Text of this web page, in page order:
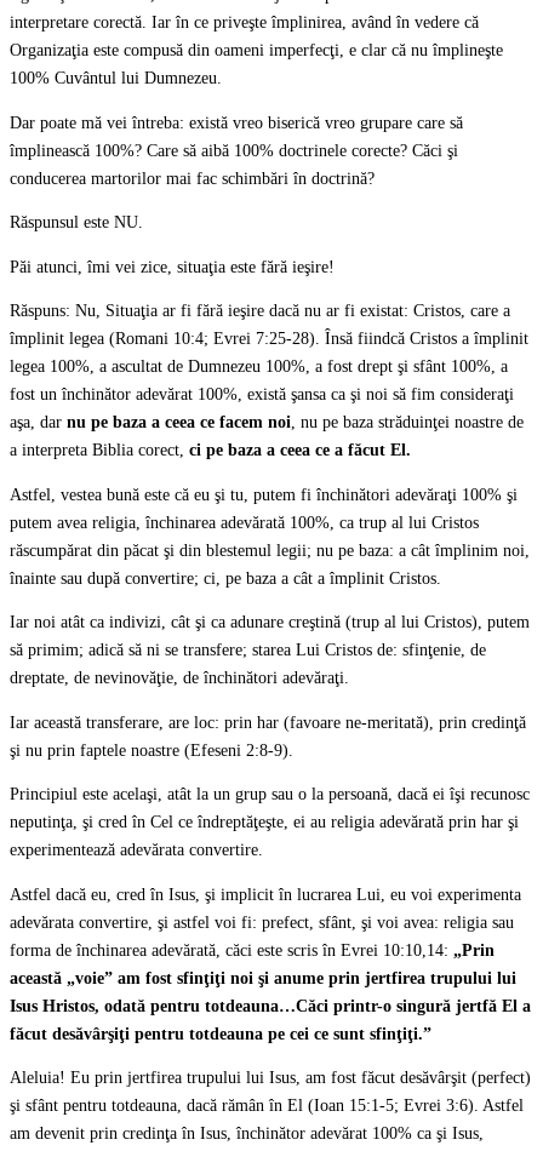
interpretare corectă. Iar în ce priveşte împlinirea, având în vedere că
Organizaţia este compusă din oameni imperfecţi, e clar că nu împlineşte
100% Cuvântul lui Dumnezeu.
Dar poate mă vei întreba: există vreo biserică vreo grupare care să
împlinească 100%? Care să aibă 100% doctrinele corecte? Căci şi
conducerea martorilor mai fac schimbări în doctrină?
Răspunsul este NU.
Păi atunci, îmi vei zice, situaţia este fără ieşire!
Răspuns: Nu, Situaţia ar fi fără ieşire dacă nu ar fi existat: Cristos, care a
împlinit legea (Romani 10:4; Evrei 7:25-28). Însă fiindcă Cristos a împlinit
legea 100%, a ascultat de Dumnezeu 100%, a fost drept şi sfânt 100%, a
fost un închinător adevărat 100%, există şansa ca şi noi să fim consideraţi
aşa, dar nu pe baza a ceea ce facem noi, nu pe baza străduinţei noastre de
a interpreta Biblia corect, ci pe baza a ceea ce a făcut El.
Astfel, vestea bună este că eu şi tu, putem fi închinători adevăraţi 100% şi
putem avea religia, închinarea adevărată 100%, ca trup al lui Cristos
răscumpărat din păcat şi din blestemul legii; nu pe baza: a cât împlinim noi,
înainte sau după convertire; ci, pe baza a cât a împlinit Cristos.
Iar noi atât ca indivizi, cât şi ca adunare creştină (trup al lui Cristos), putem
să primim; adică să ni se transfere; starea Lui Cristos de: sfinţenie, de
dreptate, de nevinovăţie, de închinători adevăraţi.
Iar această transferare, are loc: prin har (favoare ne-meritată), prin credinţă
şi nu prin faptele noastre (Efeseni 2:8-9).
Principiul este acelaşi, atât la un grup sau o la persoană, dacă ei îşi recunosc
neputinţa, şi cred în Cel ce îndreptăţeşte, ei au religia adevărată prin har şi
experimentează adevărata convertire.
Astfel dacă eu, cred în Isus, şi implicit în lucrarea Lui, eu voi experimenta
adevărata convertire, şi astfel voi fi: prefect, sfânt, şi voi avea: religia sau
forma de închinarea adevărată, căci este scris în Evrei 10:10,14: „Prin
această „voie” am fost sfinţiţi noi şi anume prin jertfirea trupului lui
Isus Hristos, odată pentru totdeauna…Căci printr-o singură jertfă El a
făcut desăvârşiţi pentru totdeauna pe cei ce sunt sfinţiţi.”
Aleluia! Eu prin jertfirea trupului lui Isus, am fost făcut desăvârşit (perfect)
şi sfânt pentru totdeauna, dacă rămân în El (Ioan 15:1-5; Evrei 3:6). Astfel
am devenit prin credinţa în Isus, închinător adevărat 100% ca şi Isus,